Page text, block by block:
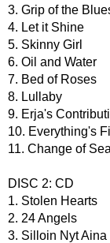
3. Grip of the
4. Let it Shine
5. Skinny Girl
6. Oil and Water
7. Bed of Roses
8. Lullaby
9. Erja's
10. Everything's
11. Change of
DISC 2: CD
1. Stolen Hearts
2. 24 Angels
3. Silloin Nyt Aina